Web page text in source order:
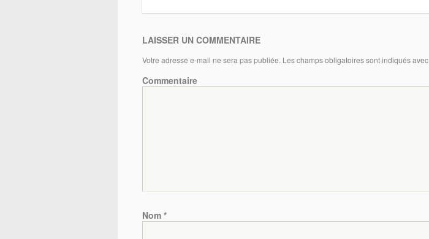
LAISSER UN COMMENTAIRE
Votre adresse e-mail ne sera pas publiée. Les champs obligatoires sont indiqués avec
Commentaire
Nom *